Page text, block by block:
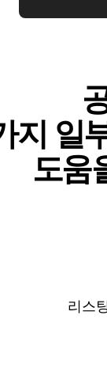
지 일⁠
도⁠움⁠
리스